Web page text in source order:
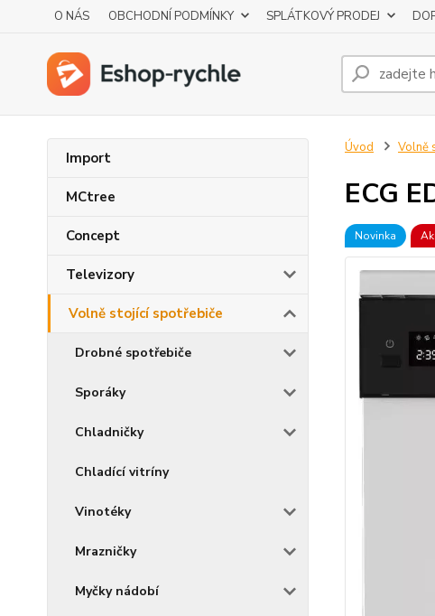
O NÁS OBCHODNÍ PODMÍNKY SPLÁTKOVÝ PRODEJ
Import
MCtree
Concept
Televizory
Volně stojící spotřebiče
Drobné spotřebiče
Sporáky
Chladničky
Chladící vitríny
Vinotéky
Mrazničky
Myčky nádobí
Úvod Volně
ECG
Novinka